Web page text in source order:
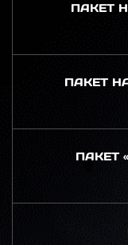
ПАКЕТ
ПАКЕТ
ПАКЕТ